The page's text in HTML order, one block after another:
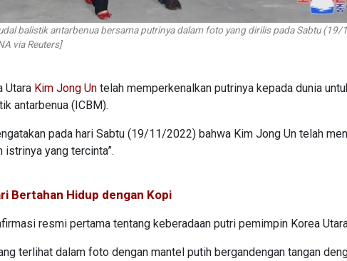
balistik antarbenua bersama putrinya dalam foto yang dirilis pada Sabtu
via Reuters]
Utara Kim Jong Un telah memperkenalkan putrinya kepada dunia
antarbenua (ICBM).
pada hari Sabtu (19/11/2022) bahwa Kim Jong Un telah
istrinya yang tercinta”.
Bertahan Hidup dengan Kopi
resmi pertama tentang keberadaan putri pemimpin Korea
terlihat dalam foto dengan mantel putih bergandengan tangan